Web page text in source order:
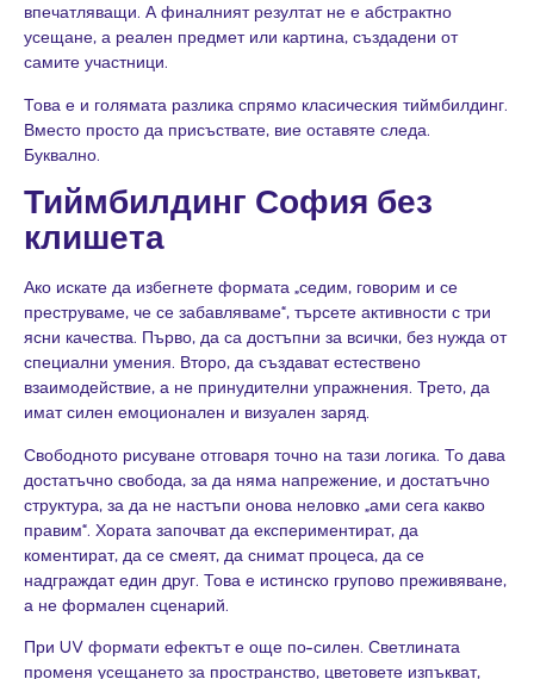
впечатляващи. А финалният резултат не е абстрактно
усещане, а реален предмет или картина, създадени от
самите участници.
Това е и голямата разлика спрямо класическия тиймбилдинг.
Вместо просто да присъствате, вие оставяте следа.
Буквално.
Тиймбилдинг София без
клишета
Ако искате да избегнете формата „седим, говорим и се
преструваме, че се забавляваме“, търсете активности с три
ясни качества. Първо, да са достъпни за всички, без нужда от
специални умения. Второ, да създават естествено
взаимодействие, а не принудителни упражнения. Трето, да
имат силен емоционален и визуален заряд.
Свободното рисуване отговаря точно на тази логика. То дава
достатъчно свобода, за да няма напрежение, и достатъчно
структура, за да не настъпи онова неловко „ами сега какво
правим“. Хората започват да експериментират, да
коментират, да се смеят, да снимат процеса, да се
надграждат един друг. Това е истинско групово преживяване,
а не формален сценарий.
При UV формати ефектът е още по-силен. Светлината
променя усещането за пространство, цветовете изпъкват,